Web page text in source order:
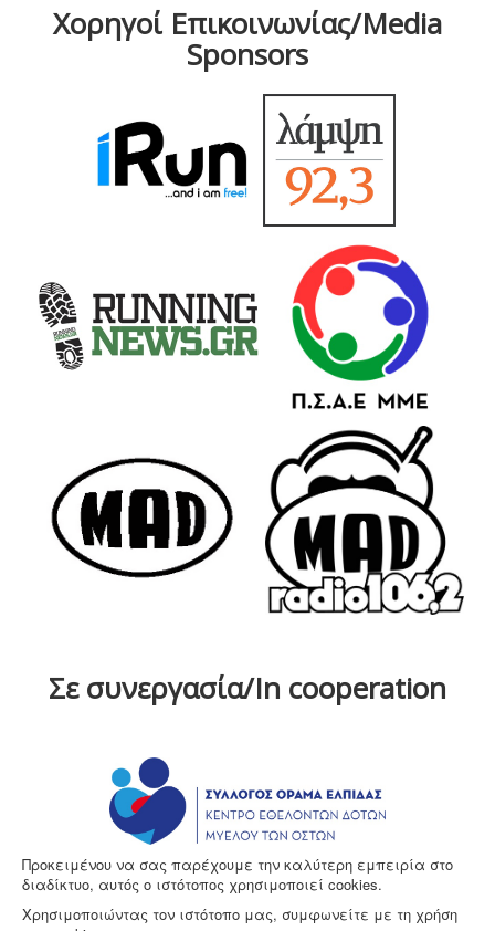
Χορηγοί Επικοινωνίας/Media
Sponsors
Σε συνεργασία/In cooperation
Προκειμένου να σας παρέχουμε την καλύτερη εμπειρία στο
διαδίκτυο, αυτός ο ιστότοπος χρησιμοποιεί cookies.
Χρησιμοποιώντας τον ιστότοπο μας, συμφωνείτε με τη χρήση